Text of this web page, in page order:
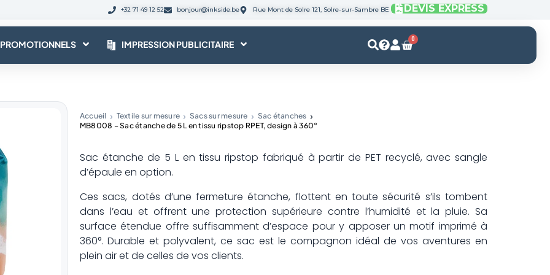
+32 71 49 12 52 bonjour@inkside.be Rue Mont de Solre 121, Solre-sur-Sambre BE DEVIS EXPRESS
IMPRESSION PUBLICITAIRE 0
Panier
Accueil Textile sur mesure Sacs sur mesure
Sac étanches
MB8008 – Sac étanche de 5 L en tissu ripstop RPET, design à 360°
Sac étanche de 5 L en tissu ripstop fabriqué à partir de PET recyclé, avec sangle
d’épaule en option.
Ces sacs, dotés d’une fermeture étanche, flottent en toute sécurité s’ils tombent
dans l’eau et offrent une protection supérieure contre l’humidité et la pluie. Sa
surface étendue offre suffisamment d’espace pour y apposer un motif imprimé à
360°. Durable et polyvalent, ce sac est le compagnon idéal de vos aventures en
plein air et de celles de vos clients.